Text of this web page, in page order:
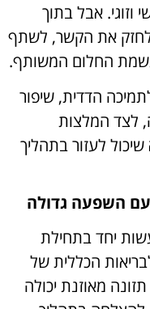
וזוגי. אבל בתוך
את הקשר, לשתף
החלום המשותף.
הדדית, שיפור
לצד המלצות
שיכול לעזור בתהליך
עם השפעה גדולה
יחד בתחילת
הכללית של
מאוזנת יכולה